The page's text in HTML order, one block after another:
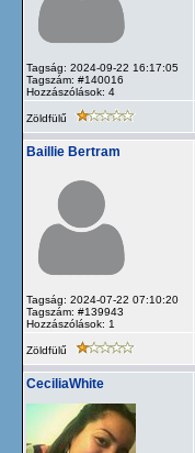
Tagság: 2024-09-22 16:17:05
Tagszám: #140016
Hozzászólások: 4
Zöldfülű
Baillie Bertram
Tagság: 2024-07-22 07:10:20
Tagszám: #139943
Hozzászólások: 1
Zöldfülű
CeciliaWhite